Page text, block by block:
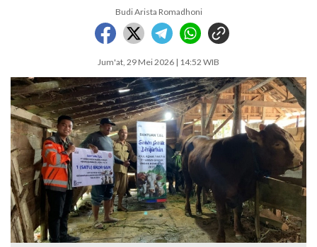
Budi Arista Romadhoni
Jum'at, 29 Mei 2026 | 14:52 WIB